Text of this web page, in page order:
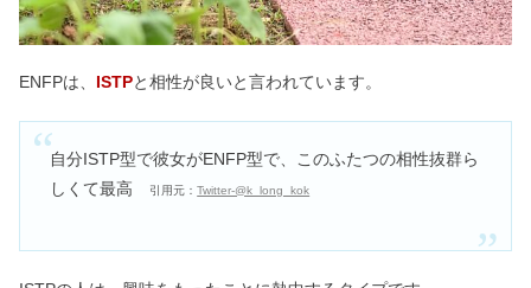
ENFPは、 ISTPと相性が良いと言われています。
自分ISTP型で彼女がENFP型で、このふたつの相性抜群ら
しくて最高
引用元：Twitter-@k_long_kok